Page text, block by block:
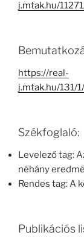
j.mtak.hu/
https://real-
j.mtak.hu/131/
Székfoglaló:
Levelező tag:
néhány
Rendes tag: A
Publikációs